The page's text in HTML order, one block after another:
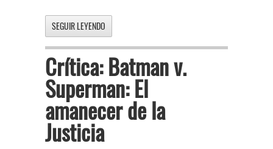
SEGUIR LEYENDO
Crítica: Batman v.
Superman: El
amanecer de la
Justicia